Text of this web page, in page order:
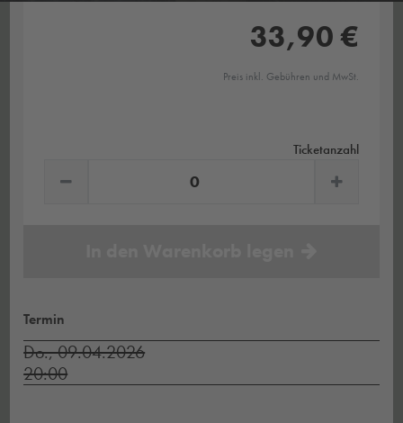
33,90 €
Preis inkl. Gebühren und MwSt.
Ticketanzahl
Termin
Do., 09.04.2026
20:00